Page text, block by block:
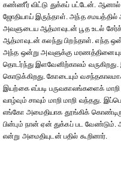
கண்ணீர் விட்டு துக்கப் பட்டேன். ஆனால்
ஜோதியாய் இருந்தாள். அந்த
அவளுடைய ஆத்மாவுடன் பூத உடல்
ஆத்மாவுடன் கலந்து பிறந்தாள். எந்த
அந்த ஒன்று அவளுக்கு
தொடர்ந்து இளவேனிற்காலம்
கொடுக்கிறது. கோடையும் வசந்தகாலமாக
இயற்கை எப்படி பருவகாலங்களைக்
வாழ்வும் சாவும் மாறி மாறி வந்தது.
எங்கோ அமைதியாக தூங்கிக்
பின்பும் நான் ஏன் துக்கப் பட
என்று அமைதியுடன் பதில் கூறினார்.